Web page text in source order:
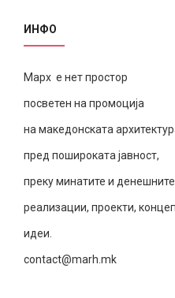
ИНФО
Марх е нет простор
посветен на промоција
на македонската
пред пошироката јавност,
преку минатите и денешните
реализации, проекти,
идеи.
contact@marh.mk